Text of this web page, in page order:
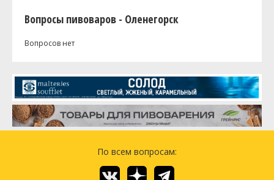
Вопросы пивоваров - Оленегорск
Вопросов нет
По всем вопросам: